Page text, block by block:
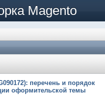
Magento
перечень и порядок
оформительской темы